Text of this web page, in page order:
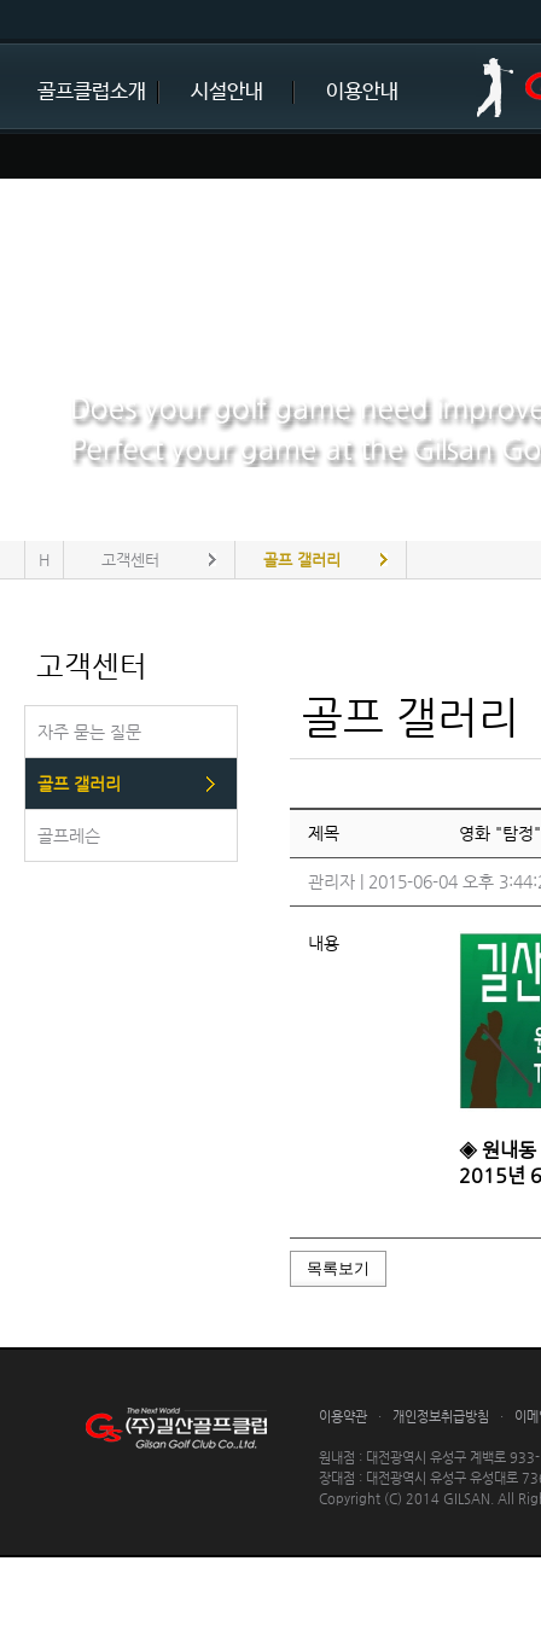
골프클럽소개 시설안내 이용안내
H 고객센터 골프 갤러리
고객센터
자주 묻는 질문
골프 갤러리
골프레슨
골프 갤러리
제목 영화 "탐정
관리자 | 2015-06-04 오후
내용
◈ 원내동
2015년 6
목록보기
이용약관 · 개인정보취급방침 · 이
원내점 : 대전광역시 유성구 계백로
장대점 : 대전광역시 유성구 유성대
Copyright (C) 2014 GILSAN. All